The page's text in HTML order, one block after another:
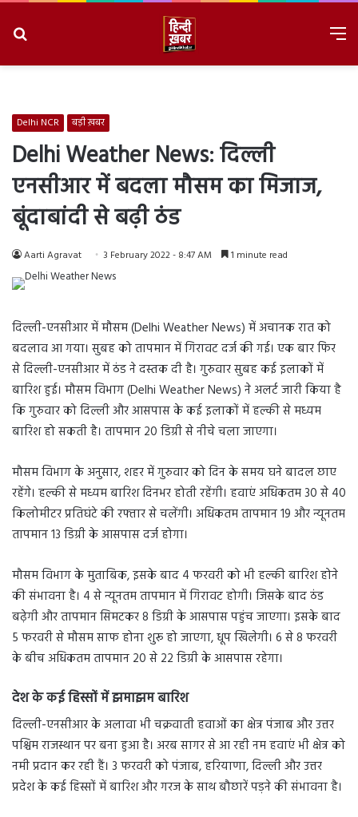
Delhi NCR बड़ी ख़बर
Delhi Weather News: दिल्ली
एनसीआर में बदला मौसम का मिजाज,
बूंदाबांदी से बढ़ी ठंड
Aarti Agravat 3 February 2022 - 8:47 AM 1 minute read
दिल्ली-एनसीआर में मौसम (Delhi Weather News) में अचानक रात को
बदलाव आ गया। सुबह को तापमान में गिरावट दर्ज की गई। एक बार फिर
से दिल्ली-एनसीआर में ठंड ने दस्तक दी है। गुरुवार सुबह कई इलाकों में
बारिश हुई। मौसम विभाग (Delhi Weather News) ने अलर्ट जारी किया है
कि गुरुवार को दिल्ली और आसपास के कई इलाकों में हल्की से मध्यम
बारिश हो सकती है। तापमान 20 डिग्री से नीचे चला जाएगा।
मौसम विभाग के अनुसार, शहर में गुरुवार को दिन के समय घने बादल छाए
रहेंगे। हल्की से मध्यम बारिश दिनभर होती रहेंगी। हवाएं अधिकतम 30 से 40
किलोमीटर प्रतिघंटे की रफ्तार से चलेंगी। अधिकतम तापमान 19 और न्यूनतम
तापमान 13 डिग्री के आसपास दर्ज होगा।
मौसम विभाग के मुताबिक, इसके बाद 4 फरवरी को भी हल्की बारिश होने
की संभावना है। 4 से न्यूनतम तापमान में गिरावट होगी। जिसके बाद ठंड
बढ़ेगी और तापमान सिमटकर 8 डिग्री के आसपास पहुंच जाएगा। इसके बाद
5 फरवरी से मौसम साफ होना शुरू हो जाएगा, धूप खिलेगी। 6 से 8 फरवरी
के बीच अधिकतम तापमान 20 से 22 डिग्री के आसपास रहेगा।
देश के कई हिस्सों में झमाझम बारिश
दिल्ली-एनसीआर के अलावा भी चक्रवाती हवाओं का क्षेत्र पंजाब और उत्तर
पश्चिम राजस्थान पर बना हुआ है। अरब सागर से आ रही नम हवाएं भी क्षेत्र को
नमी प्रदान कर रही हैं। 3 फरवरी को पंजाब, हरियाणा, दिल्ली और उत्तर
प्रदेश के कई हिस्सों में बारिश और गरज के साथ बौछारें पड़ने की संभावना है।